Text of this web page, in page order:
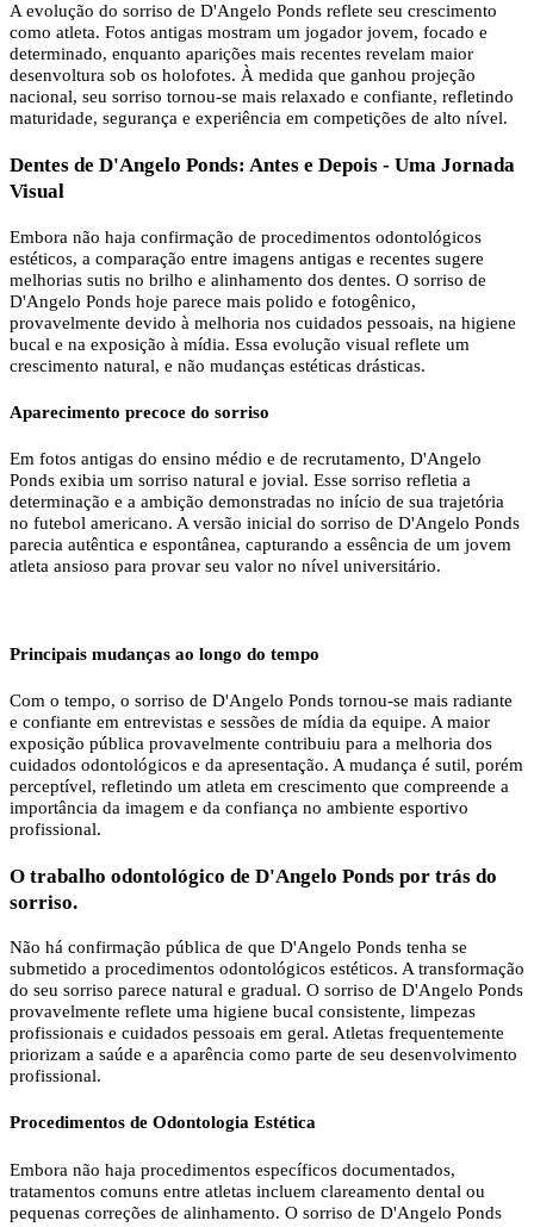
A evolução do sorriso de D'Angelo Ponds reflete seu crescimento
como atleta. Fotos antigas mostram um jogador jovem, focado e
determinado, enquanto aparições mais recentes revelam maior
desenvoltura sob os holofotes. À medida que ganhou projeção
nacional, seu sorriso tornou-se mais relaxado e confiante, refletindo
maturidade, segurança e experiência em competições de alto nível.
Dentes de D'Angelo Ponds: Antes e Depois - Uma Jornada
Visual
Embora não haja confirmação de procedimentos odontológicos
estéticos, a comparação entre imagens antigas e recentes sugere
melhorias sutis no brilho e alinhamento dos dentes. O sorriso de
D'Angelo Ponds hoje parece mais polido e fotogênico,
provavelmente devido à melhoria nos cuidados pessoais, na higiene
bucal e na exposição à mídia. Essa evolução visual reflete um
crescimento natural, e não mudanças estéticas drásticas.
Aparecimento precoce do sorriso
Em fotos antigas do ensino médio e de recrutamento, D'Angelo
Ponds exibia um sorriso natural e jovial. Esse sorriso refletia a
determinação e a ambição demonstradas no início de sua trajetória
no futebol americano. A versão inicial do sorriso de D'Angelo Ponds
parecia autêntica e espontânea, capturando a essência de um jovem
atleta ansioso para provar seu valor no nível universitário.
Principais mudanças ao longo do tempo
Com o tempo, o sorriso de D'Angelo Ponds tornou-se mais radiante
e confiante em entrevistas e sessões de mídia da equipe. A maior
exposição pública provavelmente contribuiu para a melhoria dos
cuidados odontológicos e da apresentação. A mudança é sutil, porém
perceptível, refletindo um atleta em crescimento que compreende a
importância da imagem e da confiança no ambiente esportivo
profissional.
O trabalho odontológico de D'Angelo Ponds por trás do
sorriso.
Não há confirmação pública de que D'Angelo Ponds tenha se
submetido a procedimentos odontológicos estéticos. A transformação
do seu sorriso parece natural e gradual. O sorriso de D'Angelo Ponds
provavelmente reflete uma higiene bucal consistente, limpezas
profissionais e cuidados pessoais em geral. Atletas frequentemente
priorizam a saúde e a aparência como parte de seu desenvolvimento
profissional.
Procedimentos de Odontologia Estética
Embora não haja procedimentos específicos documentados,
tratamentos comuns entre atletas incluem clareamento dental ou
pequenas correções de alinhamento. O sorriso de D'Angelo Ponds